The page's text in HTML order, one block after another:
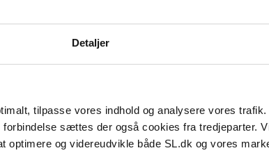
Detaljer
tilpasse vores indhold og analysere vores
sættes der også cookies fra tredjeparter.
optimere og videreudvikle både SL.dk og vores
- For henvendelser fra unge truede
Konsulent Team
2007
med særlige behov - En bog om
Egeberg, Red.
2010